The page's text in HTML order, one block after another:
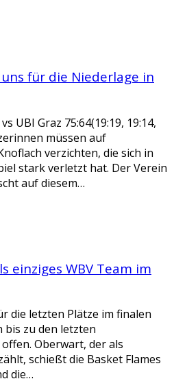
für die Niederlage in
UBI Graz 75:64(19:19, 19:14,
müssen auf
verzichten, die sich in
stark verletzt hat. Der Verein
auf diesem…
einziges WBV Team im
die letzten Plätze im finalen
zu den letzten
Oberwart, der als
schießt die Basket Flames
die…